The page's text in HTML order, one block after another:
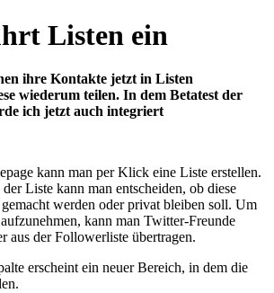
Listen ein
ihre Kontakte jetzt in Listen
wiederum teilen. In dem Betatest der
ich jetzt auch integriert
kann man per Klick eine Liste erstellen.
Liste kann man entscheiden, ob diese
werden oder privat bleiben soll. Um
kann man Twitter-Freunde
aus der Followerliste übertragen.
erscheint ein neuer Bereich, in dem die